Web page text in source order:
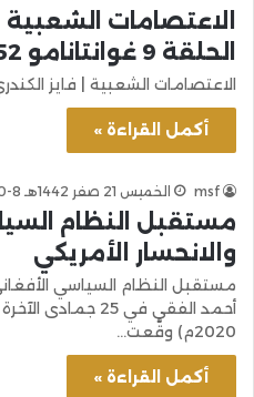
الاعتصامات الشعبية |
الحلقة 9 غوانتانامو 552
الاعتصامات الشعبية | فايز الكندري | الحلقة 9
أكمل القراءة »
msf الخميس 21 صفر 1442هـ 8-10-2020م
مستقبل النظام
والانحسار الأمريكي
مستقبل النظام السياسي
2020م) وقَّعت…
أكمل القراءة »